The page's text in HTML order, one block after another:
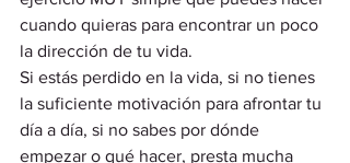
cuando quieras para encontrar un poco
la dirección de tu vida.
Si estás perdido en la vida, si no tienes
la suficiente motivación para afrontar tu
día a día, si no sabes por dónde
empezar o qué hacer, presta mucha